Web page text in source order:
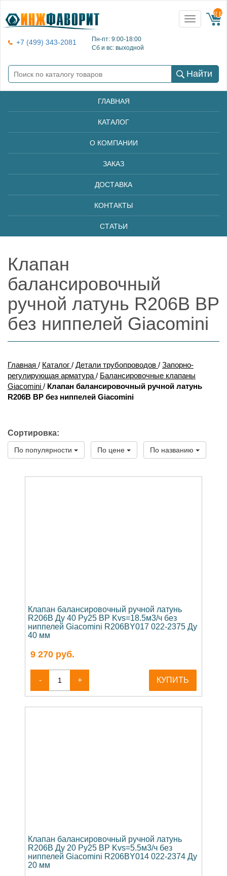
+7 (499) 343-2081
Пн-пт: 9:00-18:00
Сб и вс: выходной
Toggle
navigation
{{
Найти
ГЛАВНАЯ
КАТАЛОГ
О КОМПАНИИ
ЗАКАЗ
ДОСТАВКА
КОНТАКТЫ
СТАТЬИ
Клапан
балансировочный
ручной латунь R206B ВР
без ниппелей Giacomini
Главная / Каталог / Детали трубопроводов / Запорно-
регулирующая арматура / Балансировочные клапаны
Giacomini / Клапан балансировочный ручной латунь
R206B ВР без ниппелей Giacomini
Сортировка:
По популярности По цене По названию
Клапан балансировочный ручной латунь
R206B Ду 40 Ру25 ВР Kvs=18.5м3/ч без
ниппелей Giacomini R206BY017 022-2375 Ду
40 мм
9 270 руб.
- + КУПИТЬ
Клапан балансировочный ручной латунь
R206B Ду 20 Ру25 ВР Kvs=5.5м3/ч без
ниппелей Giacomini R206BY014 022-2374 Ду
20 мм